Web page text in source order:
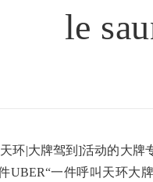
le
环|大牌驾到]活动的大
一件呼叫天环大